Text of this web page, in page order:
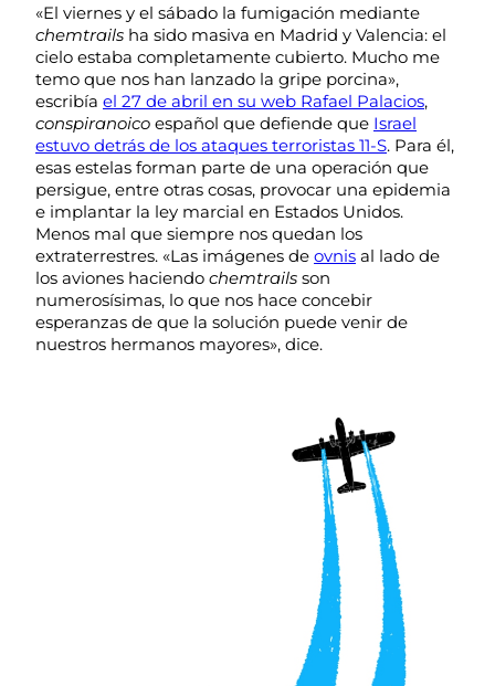
«El viernes y el sábado la fumigación mediante
chemtrails ha sido masiva en Madrid y Valencia: el
cielo estaba completamente cubierto. Mucho me
temo que nos han lanzado la gripe porcina»,
escribía el 27 de abril en su web Rafael Palacios,
conspiranoico español que defiende que Israel
estuvo detrás de los ataques terroristas 11-S. Para él,
esas estelas forman parte de una operación que
persigue, entre otras cosas, provocar una epidemia
e implantar la ley marcial en Estados Unidos.
Menos mal que siempre nos quedan los
extraterrestres. «Las imágenes de ovnis al lado de
los aviones haciendo chemtrails son
numerosísimas, lo que nos hace concebir
esperanzas de que la solución puede venir de
nuestros hermanos mayores», dice.